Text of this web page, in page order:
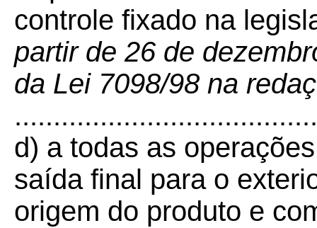
controle fixado na
partir de 26 de
da Lei 7098/98 na
d) a todas as
saída final para o
origem do produto e